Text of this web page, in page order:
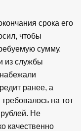
срока его
чтобы
сумму.
из службы
ранее, а
требовалось на тот
Не
качественно